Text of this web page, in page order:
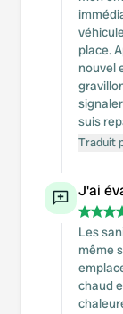
place.
nouvel
suis
Traduit
J'ai
Les
même
chaud